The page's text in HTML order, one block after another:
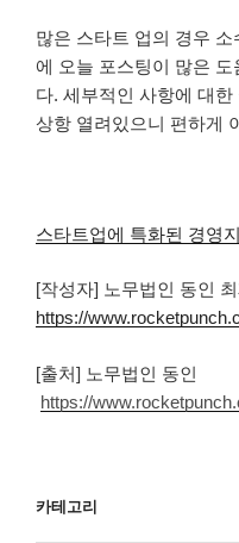
많은 스타트 업의 경우
에 오늘 포스팅이 많은
다. 세부적인 사항에 대
상항 열려있으니 편하게
스타트업에 특화된 경영
[작성자] 노무법인 동인
https://
[출처] 노무법인 동인
https://
카테고리